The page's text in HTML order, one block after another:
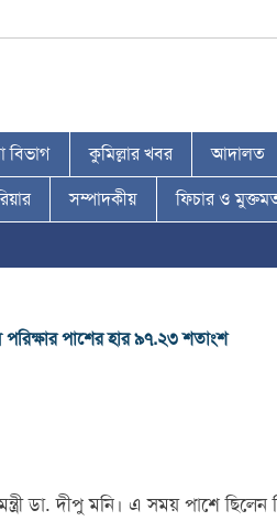
বিভাগ কুমিল্লার খবর আদালত
সম্পাদকীয় ফিচার ও
পরিক্ষার পাশের হার ৯৭.২৩ শতাংশ
ডা. দীপু মনি। এ সময় পাশে ছিলেন